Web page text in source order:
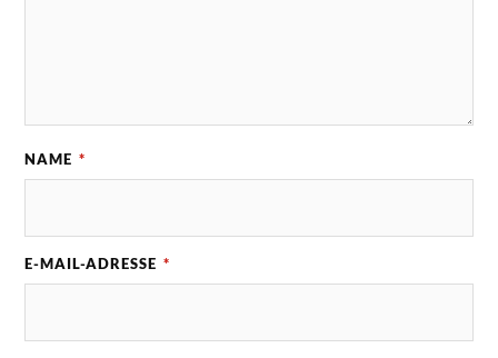
NAME *
E-MAIL-ADRESSE *